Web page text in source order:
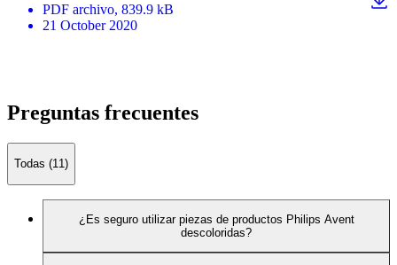
PDF archivo, 839.9 kB
21 October 2020
Preguntas frecuentes
Todas (11)
¿Es seguro utilizar piezas de productos Philips Avent
descoloridas?